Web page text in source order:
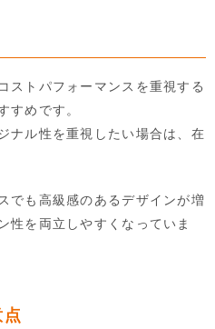
ストパフォーマンスを重視する
すめです。
ナル性を重視したい場合は、在
でも高級感のあるデザインが増
性を両立しやすくなっていま